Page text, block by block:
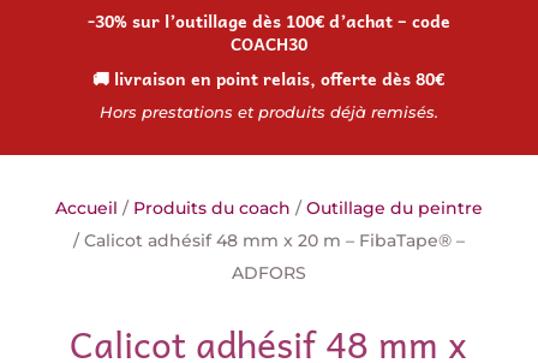
-30% sur l’outillage dès 100€ d’achat – code
COACH30
🚚 livraison en point relais, offerte dès 80€
Hors prestations et produits déjà remisés.
Accueil / Produits du coach /Outillage du peintre
/ Calicot adhésif 48 mm x 20 m – FibaTape® –
ADFORS
Calicot adhésif 48 mm x